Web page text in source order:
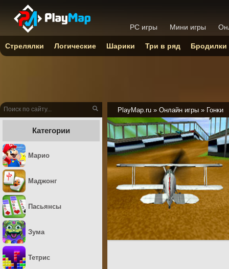
PlayMap.ru » Онлайн игры » Гонки
Категории
Марио
Маджонг
Пасьянсы
Зума
Тетрис
PC игры Мини игры
Стрелялки Логические Шарики Три в ряд Бродилки